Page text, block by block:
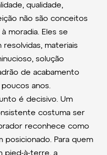
qualidade,
não são conceitos
moradia. Eles se
materiais
solução
de acabamento
anos.
é decisivo. Um
costuma ser
reconhece como
Para quem
pied-à-terre, a